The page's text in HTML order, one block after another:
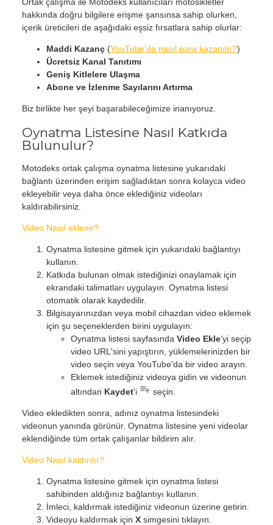
Ortak çalışma ile Motodeks kullanıcıları motosikletler
hakkında doğru bilgilere erişme şansınsa sahip olurken,
içerik üreticileri de aşağıdaki eşsiz fırsatlara sahip olurlar:
Maddi Kazanç(YouTube'da nasıl para kazanılır?)
Ücretsiz Kanal Tanıtımı
Geniş Kitlelere Ulaşma
Abone ve İzlenme Sayılarını Artırma
Biz birlikte her şeyi başarabileceğimize inanıyoruz.
Oynatma Listesine Nasıl Katkıda
Bulunulur?
Motodeks ortak çalışma oynatma listesine yukarıdaki
bağlantı üzerinden erişim sağladıktan sonra kolayca video
ekleyebilir veya daha önce eklediğiniz videoları
kaldırabilirsiniz.
Video Nasıl eklenir?
Oynatma listesine gitmek için yukarıdaki bağlantıyı
kullanın.
Katkıda bulunan olmak istediğinizi onaylamak için
ekrandaki talimatları uygulayın. Oynatma listesi
otomatik olarak kaydedilir.
Bilgisayarınızdan veya mobil cihazdan video eklemek
için şu seçeneklerden birini uygulayın:
Oynatma listesi sayfasında Video Ekle'yi seçip
video URL'sini yapıştırın, yüklemelerinizden bir
video seçin veya YouTube'da bir video arayın.
Eklemek istediğiniz videoya gidin ve videonun
altından Kaydet'i seçin.
Video ekledikten sonra, adınız oynatma listesindeki
videonun yanında görünür. Oynatma listesine yeni videolar
eklendiğinde tüm ortak çalışanlar bildirim alır.
Video Nasıl kaldırılır?
Oynatma listesine gitmek için oynatma listesi
sahibinden aldığınız bağlantıyı kullanın.
İmleci, kaldırmak istediğiniz videonun üzerine getirin.
Videoyu kaldırmak için Xsimgesini tıklayın.